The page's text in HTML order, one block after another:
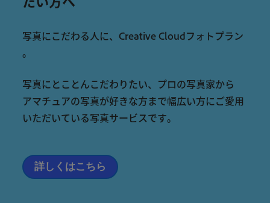
写真にこだわる人に、CreativeCloudフォトプラン
。
写真に とことんこだわりたい、 プロの写真家から
アマチュアの写真が好きな方まで幅広い方にご愛用
いただいている写真サービスです。
詳しくはこちら